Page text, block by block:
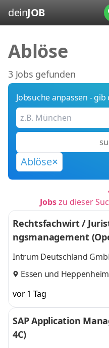
deinJOB
Ablöse
3 Jobs gefunden
Jobsuche anpassen -
Ablöse
Jobszu dieser
Rechtsfachwirt /
ngsmanagement
Intrum Deutschland
Essen und
vor 1 Tag
SAP Application
4C)